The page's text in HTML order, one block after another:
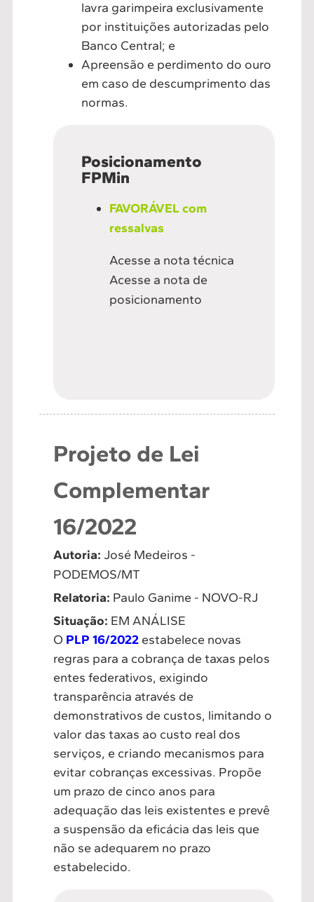
lavra garimpeira exclusivamente
por instituições autorizadas pelo
Banco Central; e
Apreensão e perdimento do ouro
em caso de descumprimento das
normas.
Posicionamento
FPMin
FAVORÁVEL com
ressalvas
Acesse a nota técnica
Acesse a nota de
posicionamento
Projeto de Lei
Complementar
16/2022
Autoria: José Medeiros -
PODEMOS/MT
Relatoria: Paulo Ganime - NOVO-RJ
Situação: EM ANÁLISE
O PLP 16/2022 estabelece novas
regras para a cobrança de taxas pelos
entes federativos, exigindo
transparência através de
demonstrativos de custos, limitando o
valor das taxas ao custo real dos
serviços, e criando mecanismos para
evitar cobranças excessivas. Propõe
um prazo de cinco anos para
adequação das leis existentes e prevê
a suspensão da eficácia das leis que
não se adequarem no prazo
estabelecido.